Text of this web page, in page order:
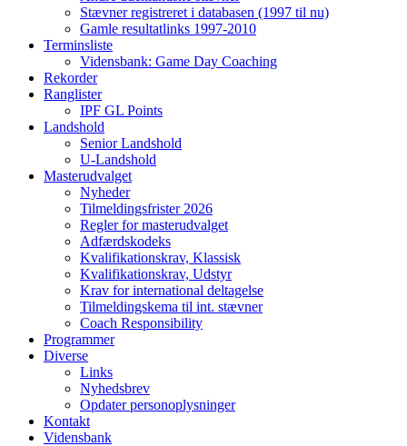
Stævner registreret i databasen (1997 til nu)
Gamle resultatlinks 1997-2010
Terminsliste
Vidensbank: Game Day Coaching
Rekorder
Ranglister
IPF GL Points
Landshold
Senior Landshold
U-Landshold
Masterudvalget
Nyheder
Tilmeldingsfrister 2026
Regler for masterudvalget
Adfærdskodeks
Kvalifikationskrav, Klassisk
Kvalifikationskrav, Udstyr
Krav for international deltagelse
Tilmeldingskema til int. stævner
Coach Responsibility
Programmer
Diverse
Links
Nyhedsbrev
Opdater personoplysninger
Kontakt
Vidensbank